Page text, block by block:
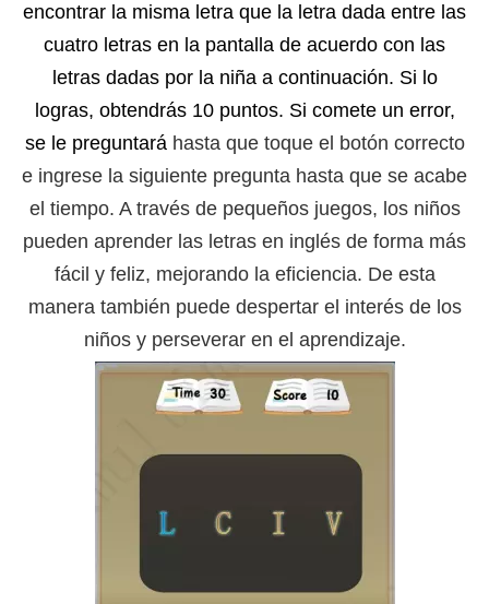
encontrar la misma letra que la letra dada entre las
cuatro letras en la pantalla de acuerdo con las
letras dadas por la niña a continuación. Si lo
logras, obtendrás 10 puntos. Si comete un error,
se le preguntará hasta que toque el botón correcto
e ingrese la siguiente pregunta hasta que se acabe
el tiempo. A través de pequeños juegos, los niños
pueden aprender las letras en inglés de forma más
fácil y feliz, mejorando la eficiencia. De esta
manera también puede despertar el interés de los
niños y perseverar en el aprendizaje.